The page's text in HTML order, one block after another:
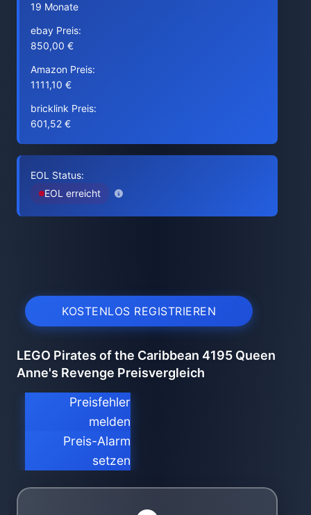
19 Monate
ebay Preis:
850,00 €
Amazon Preis:
1111,10 €
bricklink Preis:
601,52 €
EOL Status:
EOL erreicht
KOSTENLOS REGISTRIEREN
LEGO Pirates of the Caribbean 4195 Queen
Anne's Revenge Preisvergleich
Preisfehler
melden
Preis-Alarm
setzen